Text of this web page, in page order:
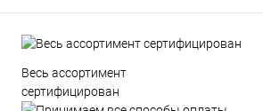
Весь ассортимент
сертифицирован